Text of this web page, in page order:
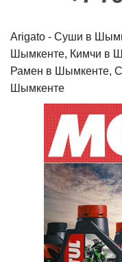
Arigato - Cуши в
Шымкенте, Кимчи в
Рамен в Шымкенте,
Шымкенте